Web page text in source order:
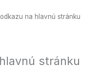
na hlavnú stránku
stránku